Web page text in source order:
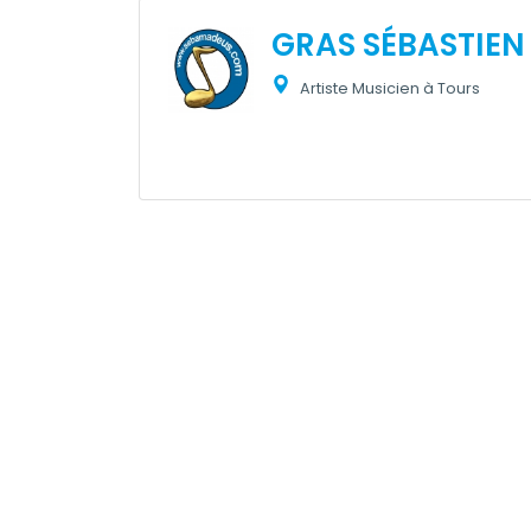
GRAS SÉBASTIEN
Artiste Musicien à Tours